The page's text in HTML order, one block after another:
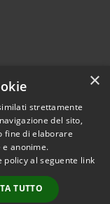
© 2026 • Comune di
Giorgio • Powered by
•
Accesso
×
strettamente
del sito,
fine di elaborare
anonime.
al seguente link
TUTTO